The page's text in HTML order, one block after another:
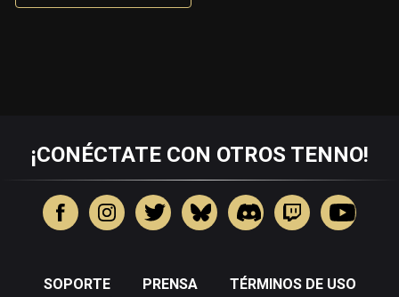
¡CONÉCTATE CON OTROS TENNO!
SOPORTE PRENSA
TÉRMINOS DE USO